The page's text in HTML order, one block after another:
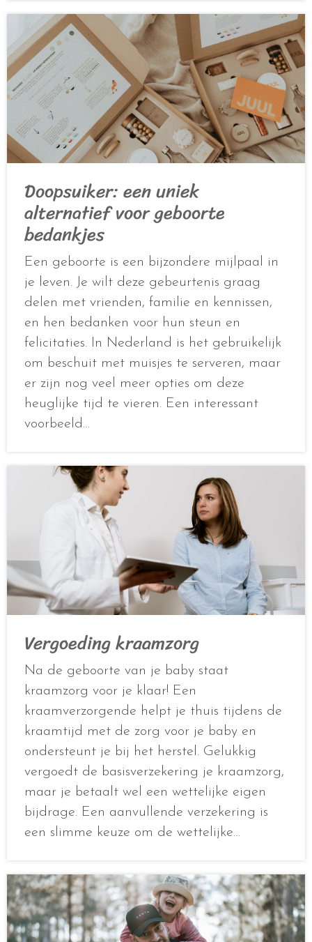
Doopsuiker: een uniek
alternatief voor geboorte
bedankjes
Een geboorte is een bijzondere mijlpaal in
je leven. Je wilt deze gebeurtenis graag
delen met vrienden, familie en kennissen,
en hen bedanken voor hun steun en
felicitaties. In Nederland is het gebruikelijk
om beschuit met muisjes te serveren, maar
er zijn nog veel meer opties om deze
heuglijke tijd te vieren. Een interessant
voorbeeld…
Vergoeding kraamzorg
Na de geboorte van je baby staat
kraamzorg voor je klaar! Een
kraamverzorgende helpt je thuis tijdens de
kraamtijd met de zorg voor je baby en
ondersteunt je bij het herstel. Gelukkig
vergoedt de basisverzekering je kraamzorg,
maar je betaalt wel een wettelijke eigen
bijdrage. Een aanvullende verzekering is
een slimme keuze om de wettelijke…